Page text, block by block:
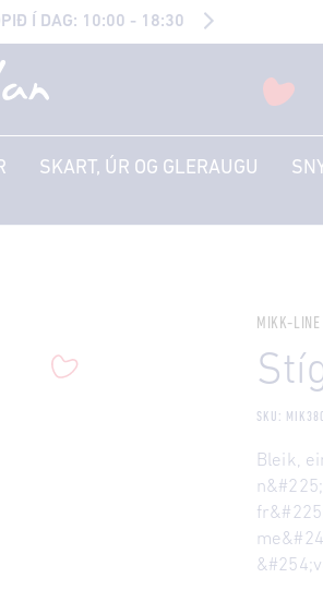
Í DAG: 10:00 - 18:30
SKART, ÚR OG GLERAUGU
MIKK-LINE
SKU:
Bleik,